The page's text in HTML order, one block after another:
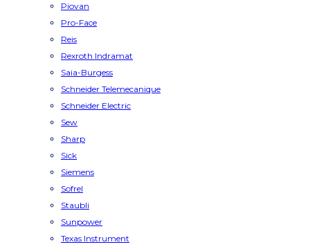
Piovan
Pro-Face
Reis
Rexroth Indramat
Saia-Burgess
Schneider Telemecanique
Schneider Electric
Sew
Sharp
Sick
Siemens
Sofrel
Staubli
Sunpower
Texas Instrument